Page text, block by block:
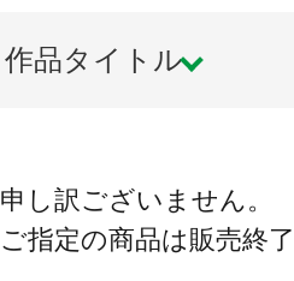
作品タイトル
申し訳ございません。
ご指定の商品は販売終